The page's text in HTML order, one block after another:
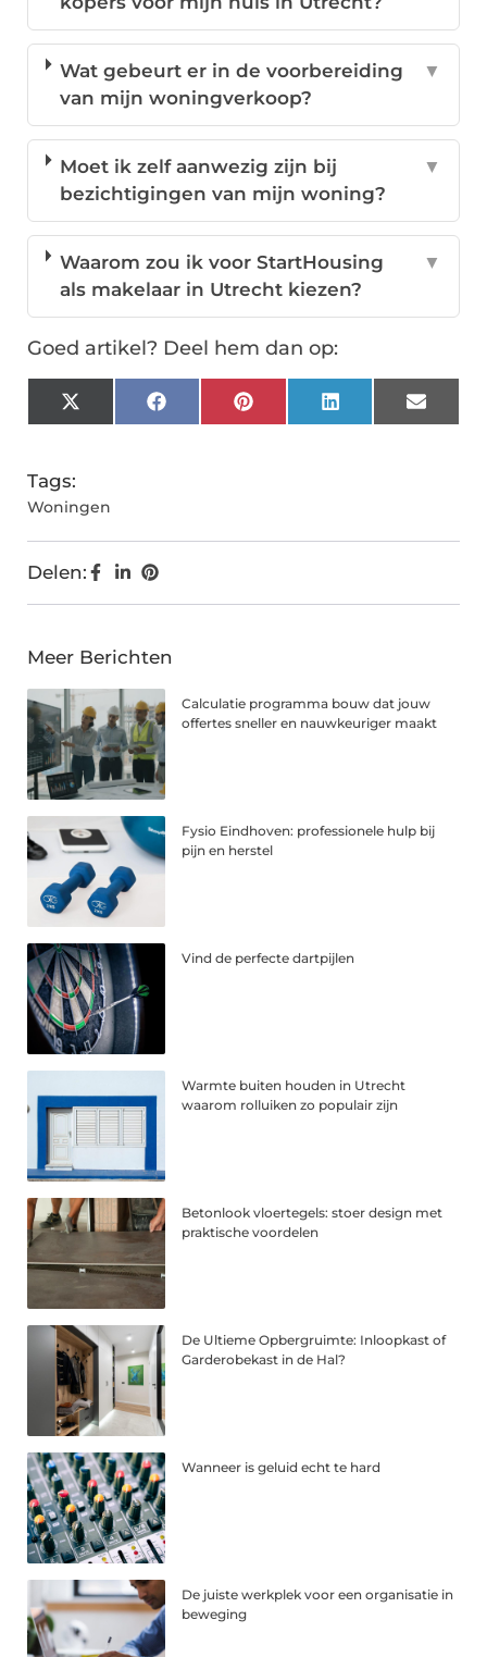
Wat gebeurt er in de voorbereiding
van mijn woningverkoop?
▼
Moet ik zelf aanwezig zijn bij
bezichtigingen van mijn woning?
▼
Waarom zou ik voor StartHousing
als makelaar in Utrecht kiezen?
▼
Goed artikel? Deel hem dan op:
X
(Twitter)
FacebookPinterestLinkedInEmail
Tags:
Woningen
Delen:
Meer Berichten
Calculatie programma bouw dat jouw
offertes sneller en nauwkeuriger maakt
Fysio Eindhoven: professionele hulp bij
pijn en herstel
Vind de perfecte dartpijlen
Warmte buiten houden in Utrecht
waarom rolluiken zo populair zijn
Betonlook vloertegels: stoer design met
praktische voordelen
De Ultieme Opbergruimte: Inloopkast of
Garderobekast in de Hal?
Wanneer is geluid echt te hard
De juiste werkplek voor een organisatie in
beweging